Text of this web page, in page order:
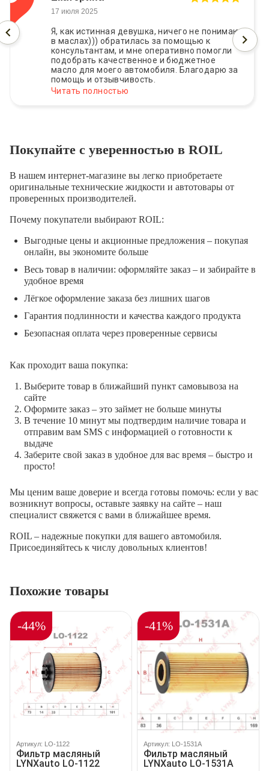
17 июля 2025
Я, как истинная девушка, ничего не понимаю
в маслах))) обратилась за помощью к
консультантам, и мне оперативно помогли
подобрать качественное и бюджетное
масло для моего автомобиля. Благодарю за
помощь и отзывчивость.
Читать полностью
Покупайте с уверенностью в ROIL
В нашем интернет-магазине вы легко приобретаете
оригинальные технические жидкости и автотовары от
проверенных производителей.
Почему покупатели выбирают ROIL:
Выгодные цены и акционные предложения – покупая
онлайн, вы экономите больше
Весь товар в наличии: оформляйте заказ – и забирайте в
удобное время
Лёгкое оформление заказа без лишних шагов
Гарантия подлинности и качества каждого продукта
Безопасная оплата через проверенные сервисы
Как проходит ваша покупка:
Выберите товар в ближайший пункт самовывоза на
сайте
Оформите заказ – это займет не больше минуты
В течение 10 минут мы подтвердим наличие товара и
отправим вам SMS с информацией о готовности к
выдаче
Заберите свой заказ в удобное для вас время – быстро и
просто!
Мы ценим ваше доверие и всегда готовы помочь: если у вас
возникнут вопросы, оставьте заявку на сайте – наш
специалист свяжется с вами в ближайшее время.
ROIL – надежные покупки для вашего автомобиля.
Присоединяйтесь к числу довольных клиентов!
Похожие товары
-44%
Артикул: LO-1122
Фильтр масляный
LYNXauto LO-1122
-41%
Артикул: LO-1531A
Фильтр масляный
LYNXauto LO-1531A